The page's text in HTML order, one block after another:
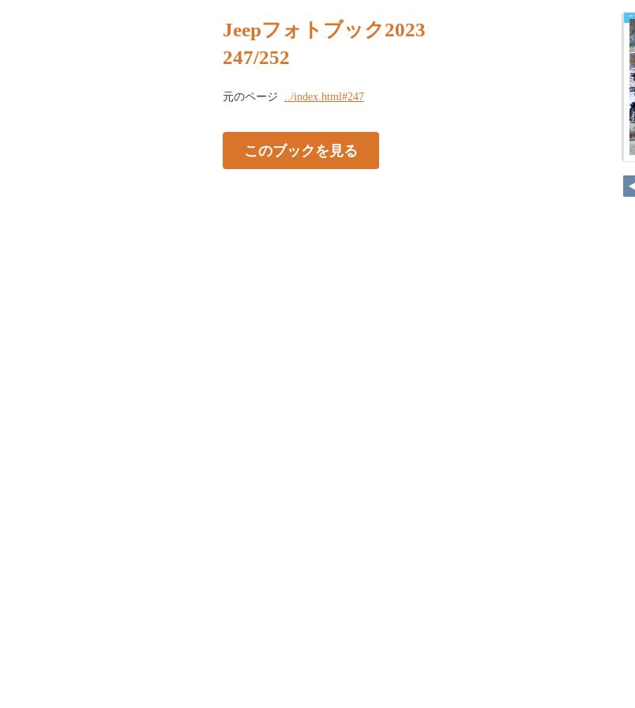
Jeepフォトブック2023
247/252
元のページ ../index.html#247
このブックを見る